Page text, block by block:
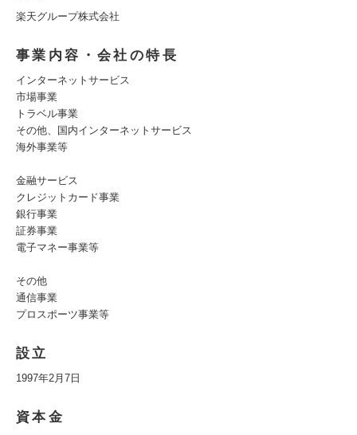
楽天グループ株式会社
事業内容・会社の特長
インターネットサービス
市場事業
トラベル事業
その他、国内インターネットサービス
海外事業等
金融サービス
クレジットカード事業
銀行事業
証券事業
電子マネー事業等
その他
通信事業
プロスポーツ事業等
設立
1997年2月7日
資本金